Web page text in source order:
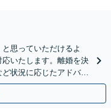
思っていただけるよ
いたします。離婚を決
状況に応じたアドバイ
能です